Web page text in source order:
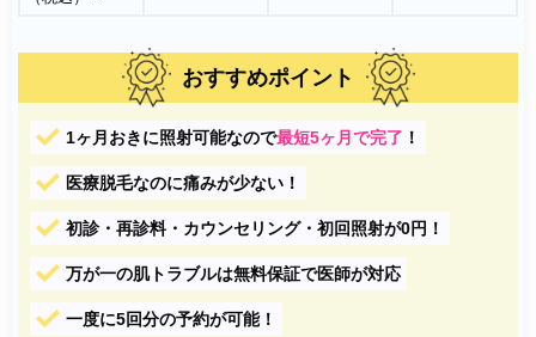
おすすめポイント
1ヶ月おきに照射可能なので最短5ヶ月で完了 ！
医療脱毛なのに痛みが少ない！
初診・再診料・カウンセリング・初回照射が0円！
万が一の肌トラブルは無料保証で医師が対応
一度に5回分の予約が可能！